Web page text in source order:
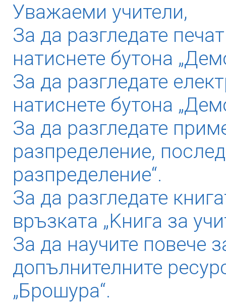
Уважаеми учители,
За да разгледате
натиснете бутона
За да разгледате
натиснете бутона
За да разгледате
разпределение,
разпределение“.
За да разгледате
връзката „Kнига за
За да научите повече
допълнителните
„Брошура“.